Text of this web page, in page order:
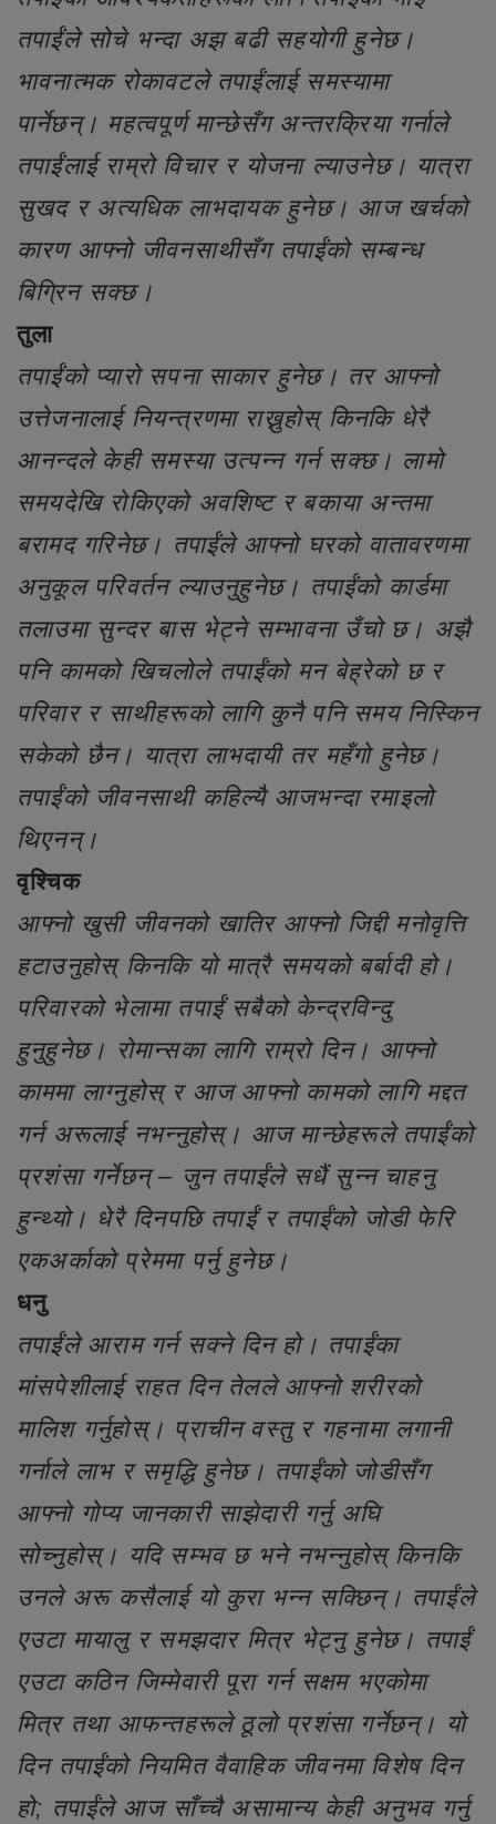
तपाईंले सोचे भन्दा अझ बढी सहयोगी हुनेछ।
भावनात्मक रोकावटले तपाईंलाई समस्यामा
पार्नेछन्। महत्वपूर्ण मान्छेसँग अन्तरक्रिया गर्नाले
तपाईंलाई राम्रो विचार र योजना ल्याउनेछ। यात्रा
सुखद र अत्यधिक लाभदायक हुनेछ। आज खर्चको
कारण आफ्नो जीवनसाथीसँग तपाईंको सम्बन्ध
बिग्रिन सक्छ।
तुला
तपाईंको प्यारो सपना साकार हुनेछ। तर आफ्नो
उत्तेजनालाई नियन्त्रणमा राख्नुहोस् किनकि धेरै
आनन्दले केही समस्या उत्पन्न गर्न सक्छ। लामो
समयदेखि रोकिएको अवशिष्ट र बकाया अन्तमा
बरामद गरिनेछ। तपाईंले आफ्नो घरको वातावरणमा
अनुकूल परिवर्तन ल्याउनुहुनेछ। तपाईंको कार्डमा
तलाउमा सुन्दर बास भेट्ने सम्भावना उँचो छ। अझै
पनि कामको खिचलोले तपाईंको मन बेह्रेको छ र
परिवार र साथीहरूको लागि कुनै पनि समय निस्किन
सकेको छैन। यात्रा लाभदायी तर महँगो हुनेछ।
तपाईंको जीवनसाथी कहिल्यै आजभन्दा रमाइलो
थिएनन्।
वृश्चिक
आफ्नो खुसी जीवनको खातिर आफ्नो जिद्दी मनोवृत्ति
हटाउनुहोस् किनकि यो मात्रै समयको बर्बादी हो।
परिवारको भेलामा तपाईं सबैको केन्द्रविन्दु
हुनुहुनेछ। रोमान्सका लागि राम्रो दिन। आफ्नो
काममा लाग्नुहोस् र आज आफ्नो कामको लागि मद्दत
गर्न अरूलाई नभन्नुहोस्। आज मान्छेहरूले तपाईंको
प्रशंसा गर्नेछन् – जुन तपाईंले सधैं सुन्न चाहनु
हुन्थ्यो। धेरै दिनपछि तपाईं र तपाईंको जोडी फेरि
एकअर्काको प्रेममा पर्नु हुनेछ।
धनु
तपाईंले आराम गर्न सक्ने दिन हो। तपाईंका
मांसपेशीलाई राहत दिन तेलले आफ्नो शरीरको
मालिश गर्नुहोस्। प्राचीन वस्तु र गहनामा लगानी
गर्नाले लाभ र समृद्धि हुनेछ। तपाईंको जोडीसँग
आफ्नो गोप्य जानकारी साझेदारी गर्नु अघि
सोच्नुहोस्। यदि सम्भव छ भने नभन्नुहोस् किनकि
उनले अरू कसैलाई यो कुरा भन्न सक्छिन्। तपाईंले
एउटा मायालु र समझदार मित्र भेट्नु हुनेछ। तपाईं
एउटा कठिन जिम्मेवारी पूरा गर्न सक्षम भएकोमा
मित्र तथा आफन्तहरूले ठूलो प्रशंसा गर्नेछन्। यो
दिन तपाईंको नियमित वैवाहिक जीवनमा विशेष दिन
हो; तपाईंले आज साँच्चै असामान्य केही अनुभव गर्नु